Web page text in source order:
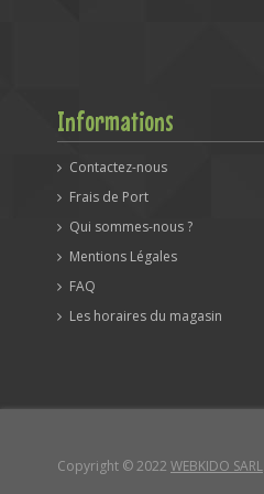
Informations
Contactez-nous
Frais de Port
Qui sommes-nous ?
Mentions Légales
FAQ
Les horaires du magasin
Copyright © 2022 WEBKIDO SARL